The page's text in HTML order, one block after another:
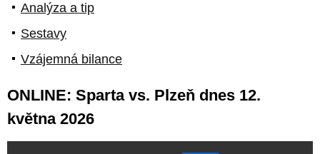
Analýza a tip
Sestavy
Vzájemná bilance
ONLINE: Sparta vs. Plzeň dnes 12.
května 2026